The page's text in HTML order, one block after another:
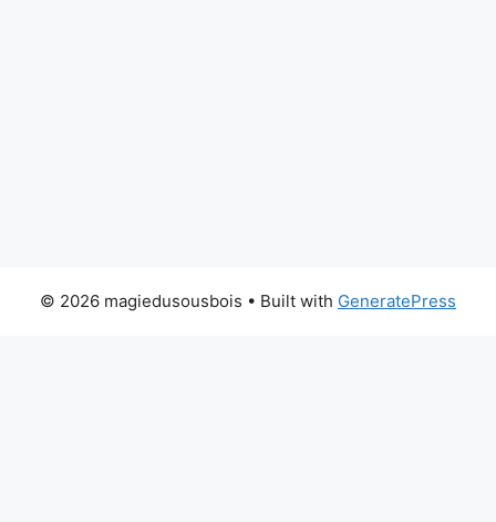
© 2026 magiedusousbois • Built with GeneratePress